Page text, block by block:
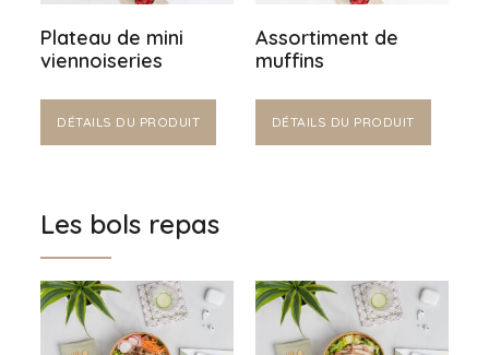
Plateau de mini
viennoiseries
DÉTAILS DU PRODUIT
Assortiment de
muffins
DÉTAILS DU PRODUIT
Les bols repas